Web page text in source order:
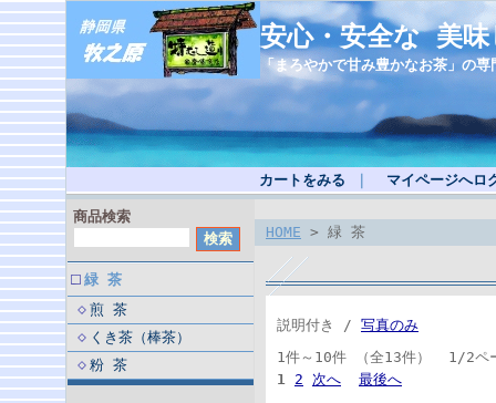
安心・安全な 美
「まろやかで甘み豊かなお茶」の
カートをみる マイページへロ
商品検索
緑 茶
煎 茶
くき茶（棒茶）
粉 茶
HOME > 緑 茶
説明付き / 写真のみ
1件～10件 （全13件） 1/2ペ
1 2 次へ 最後へ